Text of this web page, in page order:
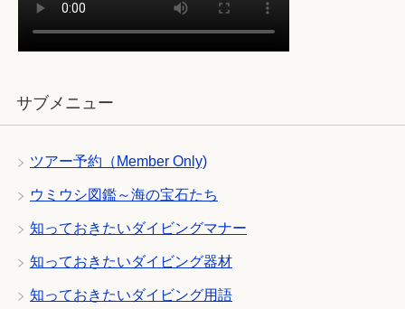
サブメニュー
ツアー予約（Member Only)
ウミウシ図鑑～海の宝石たち
知っておきたいダイビングマナー
知っておきたいダイビング器材
知っておきたいダイビング用語